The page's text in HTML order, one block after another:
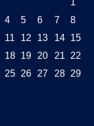
4 5 6 7 8
11 12 13 14 15
18 19 20 21 22
25 26 27 28 29